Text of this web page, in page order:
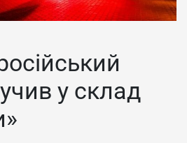
у склад